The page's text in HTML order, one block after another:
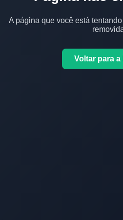
A página que você está
Voltar para a